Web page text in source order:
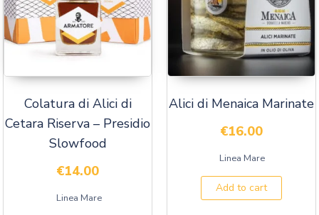
Colatura di Alici di
Cetara Riserva – Presidio
Slowfood
€14.00
Linea Mare
Alici di Menaica Marinate
€16.00
Linea Mare
Add to cart